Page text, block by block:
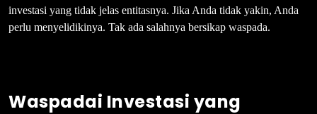
investasi yang tidak jelas entitasnya. Jika Anda tidak yakin, Anda
perlu menyelidikinya. Tak ada salahnya bersikap waspada.
Waspadai Investasi yang